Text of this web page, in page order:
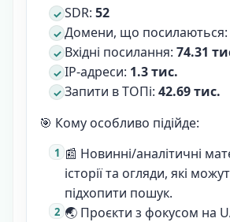
SDR: 52
Домени, що посилаються:
Вхідні посилання: 74.31
IP-адреси: 1.3 тис.
Запити в ТОПі: 42.69 тис.
🎯 Кому особливо підійде:
📰 Новинні/аналітичні
історії та огляди, які
підхопити пошук.
🌏 Проєкти з фокусом на